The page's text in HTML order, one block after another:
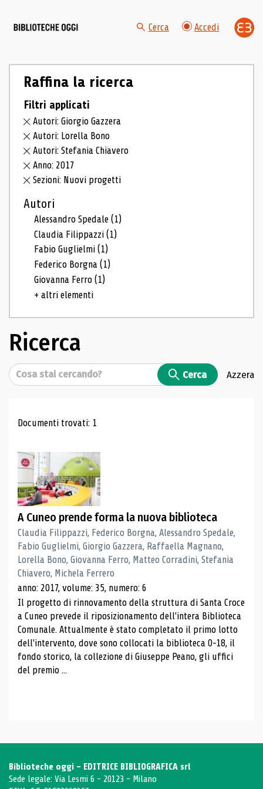
Cerca Accedi
Raffina la ricerca
Filtri applicati
Autori: Giorgio Gazzera
Autori: Lorella Bono
Autori: Stefania Chiavero
Anno: 2017
Sezioni: Nuovi progetti
Autori
Alessandro Spedale(1)
Claudia Filippazzi(1)
Fabio Guglielmi(1)
Federico Borgna(1)
Giovanna Ferro(1)
+ altri elementi
Ricerca
Cerca Cerca Azzera
Risultati di ricerca
Documenti trovati: 1
A Cuneo prende forma la nuova biblioteca
Claudia Filippazzi, Federico Borgna, Alessandro Spedale,
Fabio Guglielmi, Giorgio Gazzera, Raffaella Magnano,
Lorella Bono, Giovanna Ferro, Matteo Corradini, Stefania
Chiavero, Michela Ferrero
anno: 2017, volume: 35, numero: 6
Il progetto di rinnovamento della struttura di Santa Croce
a Cuneo prevede il riposizionamento dell'intera Biblioteca
Comunale. Attualmente è stato completato il primo lotto
dell'intervento, dove sono collocati la biblioteca 0-18, il
fondo storico, la collezione di Giuseppe Peano, gli uffici
del premio ...
Biblioteche oggi - EDITRICE BIBLIOGRAFICA srl
Sede legale: Via Lesmi 6 - 20123 - Milano